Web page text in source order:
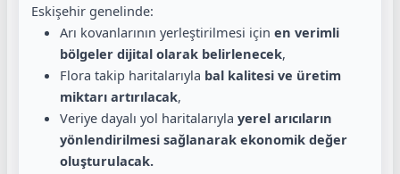
Eskişehir genelinde:
Arı kovanlarının yerleştirilmesi için en verimli
bölgeler dijital olarak belirlenecek,
Flora takip haritalarıyla bal kalitesi ve üretim
miktarı artırılacak,
Veriye dayalı yol haritalarıyla yerel arıcıların
yönlendirilmesi sağlanarak ekonomik değer
oluşturulacak.